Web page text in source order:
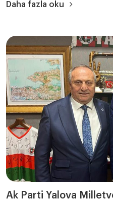
Daha fazla oku
Ak Parti Yalova